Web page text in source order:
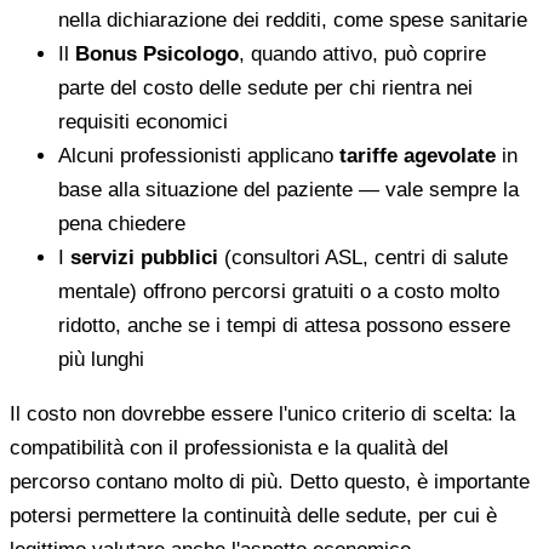
nella dichiarazione dei redditi, come spese sanitarie
Il Bonus Psicologo, quando attivo, può coprire
parte del costo delle sedute per chi rientra nei
requisiti economici
Alcuni professionisti applicano tariffe agevolate in
base alla situazione del paziente — vale sempre la
pena chiedere
I servizi pubblici (consultori ASL, centri di salute
mentale) offrono percorsi gratuiti o a costo molto
ridotto, anche se i tempi di attesa possono essere
più lunghi
Il costo non dovrebbe essere l'unico criterio di scelta: la
compatibilità con il professionista e la qualità del
percorso contano molto di più. Detto questo, è importante
potersi permettere la continuità delle sedute, per cui è